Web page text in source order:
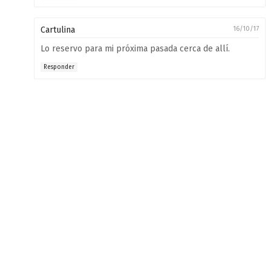
Cartulina 16/10/17
Lo reservo para mi próxima pasada cerca de allí.
Responder